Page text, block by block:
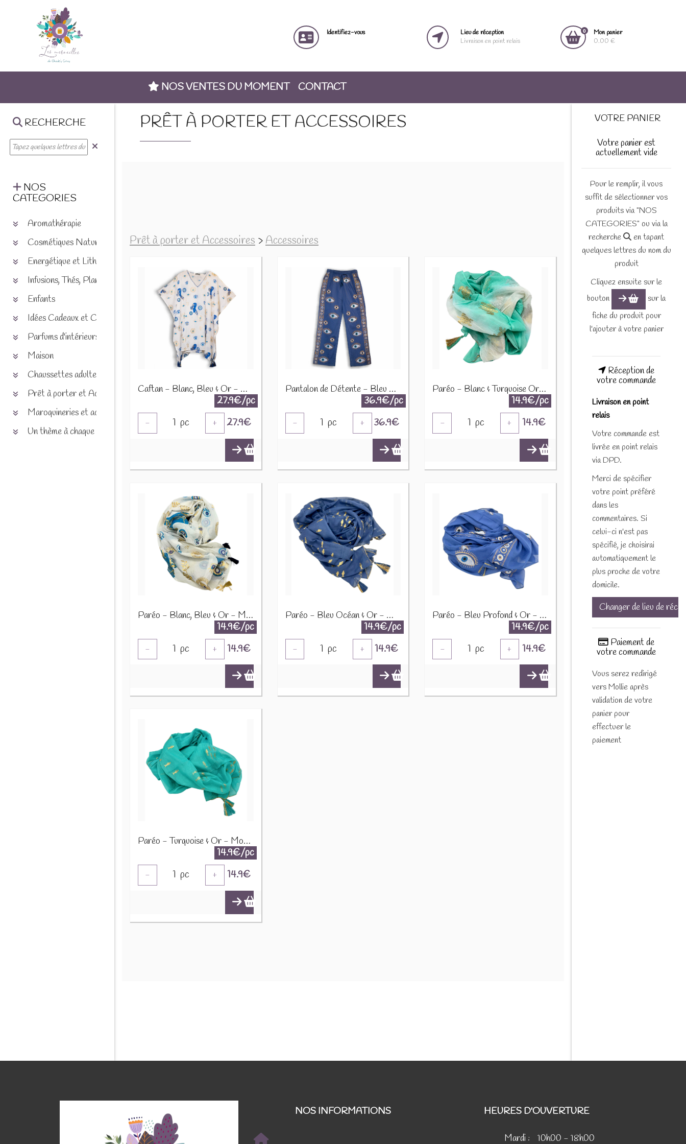
Identifiez-vous
Lieu de réception
Livraison en point relais
0
Mon panier
0.00 €
NOS VENTES DU MOMENT CONTACT
RECHERCHE
NOS
CATEGORIES
Aromathérapie
Cosmétiques Naturels
Energétique et Lithothérapie
Infusions, Thés, Plantes et produits naturels
Enfants
Idées Cadeaux et Chèques
Parfums d'intérieurs
Maison
Chaussettes adultes et enfants
Prêt à porter et Accessoires
Maroquineries et accessoires
Un thème à chaque saison
PRÊT À PORTER ET ACCESSOIRES
Prêt à porter et Accessoires >Accessoires
Caftan - Blanc, Bleu & Or - Motif Œil Protecteur NSMed-12
27.9€/pc
- 1 pc + 27.9€
Pantalon de Détente - Bleu Profond & Or - Œil Protecteur NSMed-15
36.9€/pc
- 1 pc + 36.9€
Paréo - Blanc & Turquoise Or - Motif Tortue NSMed-04
14.9€/pc
- 1 pc + 14.9€
Paréo - Blanc, Bleu & Or - Motif Œil Protecteur NSMed-06
14.9€/pc
- 1 pc + 14.9€
Paréo - Bleu Océan & Or - Motif Poisson NSMed-05
14.9€/pc
- 1 pc + 14.9€
Paréo - Bleu Profond & Or - Motif Œil Protecteur Peint à la Main NSMed-02
14.9€/pc
- 1 pc + 14.9€
Paréo - Turquoise & Or - Motif Poisson NSMed-03
14.9€/pc
- 1 pc + 14.9€
VOTRE PANIER
Votre panier est
actuellement vide
Pour le remplir, il vous
suffit de sélectionner vos
produits via "NOS
CATEGORIES" ou via la
recherche
en tapant
quelques lettres du nom du
produit
Cliquez ensuite sur le
bouton
sur la
fiche du produit pour
l'ajouter à votre panier
Réception de
votre commande
Livraison en point
relais
Votre commande est
livrée en point relais
via DPD.
Merci de spécifier
votre point préféré
dans les
commentaires. Si
celui-ci n'est pas
spécifié, je choisirai
automatiquement le
plus proche de votre
domicile.
Changer de lieu de
Paiement de
votre commande
Vous serez redirigé
vers Mollie après
validation de votre
panier pour
effectuer le
paiement
NOS INFORMATIONS HEURES D'OUVERTURE
Mardi :
10h00 - 18h00